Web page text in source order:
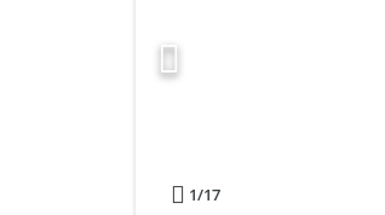
1/17